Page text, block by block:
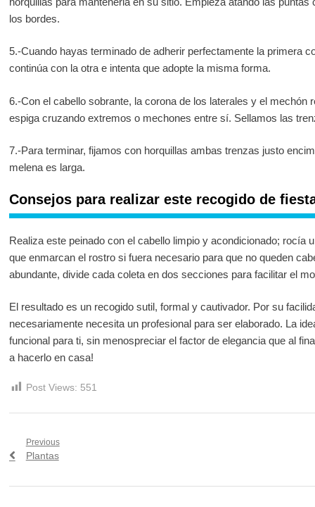
los bordes.
5.-Cuando hayas terminado de adherir perfectamente la primera
continúa con la otra e intenta que adopte la misma forma.
6.-Con el cabello sobrante, la corona de los laterales y el mechón
espiga cruzando extremos o mechones entre sí. Sellamos las
7.-Para terminar, fijamos con horquillas ambas trenzas justo
melena es larga.
Consejos para realizar este recogido de
Realiza este peinado con el cabello limpio y acondicionado; rocía
que enmarcan el rostro si fuera necesario para que no queden
abundante, divide cada coleta en dos secciones para facilitar el
El resultado es un recogido sutil, formal y cautivador. Por su
necesariamente necesita un profesional para ser elaborado. La
funcional para ti, sin menospreciar el factor de elegancia que al
a hacerlo en casa!
Post Views: 551
Navegación
Previous
Previous
Plantas